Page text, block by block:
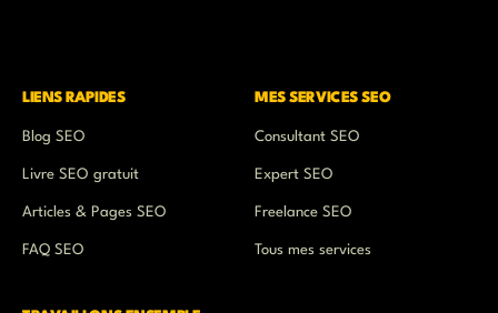
n
p
LIENS RAPIDES
Blog SEO
Livre SEO gratuit
Articles & Pages SEO
FAQ SEO
MES SERVICES SEO
Consultant SEO
Expert SEO
Freelance SEO
Tous mes services